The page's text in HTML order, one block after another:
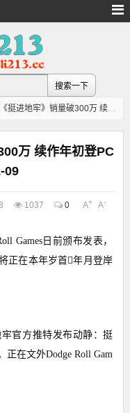
牢》销量破300万 续作年初登PC主机2020-01-09
万 续作年初登PC
09
1037 0 A+ A-
Games日前颁布发表，
正在本年岁首年月登岸
官方推特发布动静：挺
在文外Dodge Roll Gam